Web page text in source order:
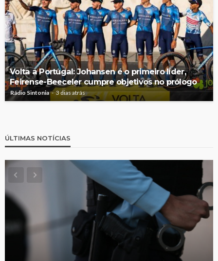
Volta a Portugal: Johansen é o primeiro líder,
Feirense-Beeceler cumpre objetivos no prólogo
Rádio Sintonia 3 dias atrás
ÚLTIMAS NOTÍCIAS